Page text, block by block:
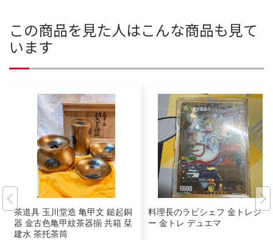
この商品を見た人はこんな商品も見て
います
茶道具 玉川堂造 亀甲文 鎚起銅
器 金古色亀甲紋茶器揃 共箱 栞
建水 茶托茶筒
料理長のラビシェフ 金トレジャ
ー 金トレ デュエマ